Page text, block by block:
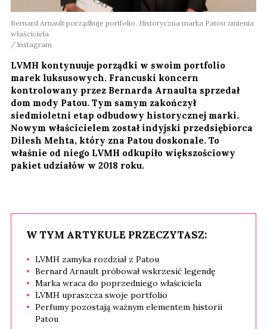
Bernard Arnault porządkuje portfolio. Historyczna marka Patou zmienia
właściciela
Instagram
LVMH kontynuuje porządki w swoim portfolio
marek luksusowych. Francuski koncern
kontrolowany przez Bernarda Arnaulta sprzedał
dom mody Patou. Tym samym zakończył
siedmioletni etap odbudowy historycznej marki.
Nowym właścicielem został indyjski przedsiębiorca
Dilesh Mehta, który zna Patou doskonale. To
właśnie od niego LVMH odkupiło większościowy
pakiet udziałów w 2018 roku.
W TYM ARTYKULE PRZECZYTASZ:
LVMH zamyka rozdział z Patou
Bernard Arnault próbował wskrzesić legendę
Marka wraca do poprzedniego właściciela
LVMH upraszcza swoje portfolio
Perfumy pozostają ważnym elementem historii
Patou